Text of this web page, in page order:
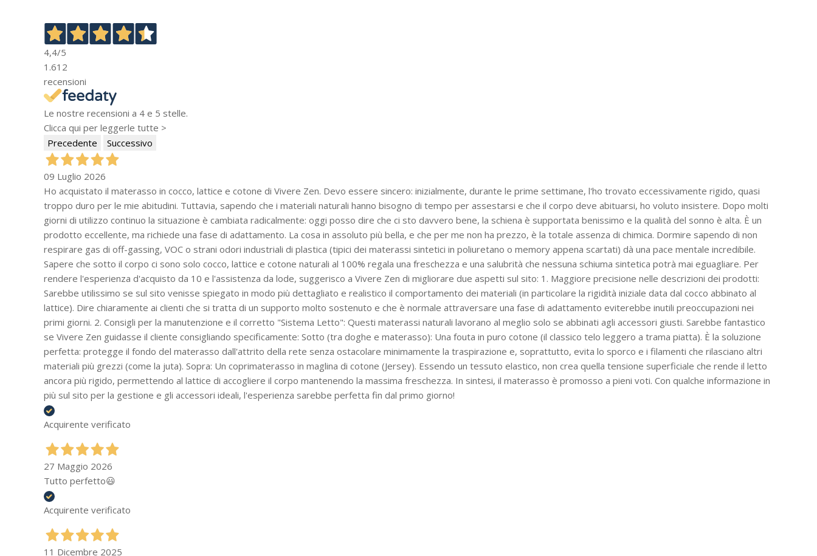
4,4/5
1.612
recensioni
Le nostre recensioni a 4 e 5 stelle.
Clicca qui per leggerle tutte >
Precedente
Successivo
09 Luglio 2026
Ho acquistato il materasso in cocco, lattice e cotone di Vivere Zen. Devo essere sincero: inizialmente, durante le prime settimane, l'ho trovato eccessivamente rigido, quasi
troppo duro per le mie abitudini. Tuttavia, sapendo che i materiali naturali hanno bisogno di tempo per assestarsi e che il corpo deve abituarsi, ho voluto insistere. Dopo molti
giorni di utilizzo continuo la situazione è cambiata radicalmente: oggi posso dire che ci sto davvero bene, la schiena è supportata benissimo e la qualità del sonno è alta. È un
prodotto eccellente, ma richiede una fase di adattamento. La cosa in assoluto più bella, e che per me non ha prezzo, è la totale assenza di chimica. Dormire sapendo di non
respirare gas di off-gassing, VOC o strani odori industriali di plastica (tipici dei materassi sintetici in poliuretano o memory appena scartati) dà una pace mentale incredibile.
Sapere che sotto il corpo ci sono solo cocco, lattice e cotone naturali al 100% regala una freschezza e una salubrità che nessuna schiuma sintetica potrà mai eguagliare. Per
rendere l'esperienza d'acquisto da 10 e l'assistenza da lode, suggerisco a Vivere Zen di migliorare due aspetti sul sito: 1. Maggiore precisione nelle descrizioni dei prodotti:
Sarebbe utilissimo se sul sito venisse spiegato in modo più dettagliato e realistico il comportamento dei materiali (in particolare la rigidità iniziale data dal cocco abbinato al
lattice). Dire chiaramente ai clienti che si tratta di un supporto molto sostenuto e che è normale attraversare una fase di adattamento eviterebbe inutili preoccupazioni nei
primi giorni. 2. Consigli per la manutenzione e il corretto "Sistema Letto": Questi materassi naturali lavorano al meglio solo se abbinati agli accessori giusti. Sarebbe fantastico
se Vivere Zen guidasse il cliente consigliando specificamente: Sotto (tra doghe e materasso): Una fouta in puro cotone (il classico telo leggero a trama piatta). È la soluzione
perfetta: protegge il fondo del materasso dall'attrito della rete senza ostacolare minimamente la traspirazione e, soprattutto, evita lo sporco e i filamenti che rilasciano altri
materiali più grezzi (come la juta). Sopra: Un coprimaterasso in maglina di cotone (Jersey). Essendo un tessuto elastico, non crea quella tensione superficiale che rende il letto
ancora più rigido, permettendo al lattice di accogliere il corpo mantenendo la massima freschezza. In sintesi, il materasso è promosso a pieni voti. Con qualche informazione in
più sul sito per la gestione e gli accessori ideali, l'esperienza sarebbe perfetta fin dal primo giorno!
Acquirente verificato
27 Maggio 2026
Tutto perfetto😃
Acquirente verificato
11 Dicembre 2025